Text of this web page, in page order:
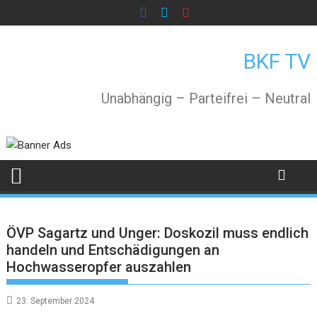
to
BKF TV
Unabhängig – Parteifrei – Neutral
ÖVP Sagartz und Unger: Doskozil muss endlich
handeln und Entschädigungen an
Hochwasseropfer auszahlen
23. September 2024